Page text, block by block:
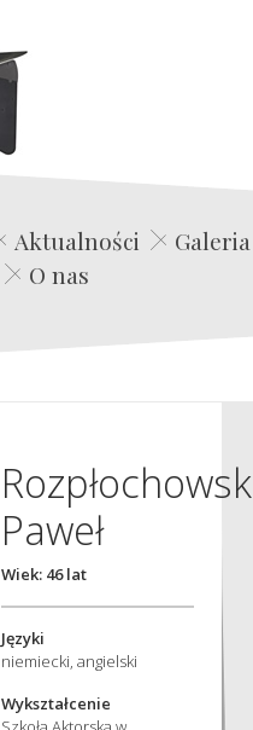
Edwin Film Agencja Aktorska
Aktualności
Galeria
O nas
Paweł
Wiek: 46 lat
Języki
niemiecki, angielski
Wykształcenie